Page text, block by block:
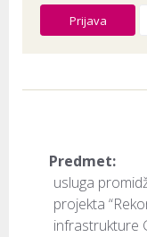
Prijava
Predmet:
usluga
projekta
infrastrukture